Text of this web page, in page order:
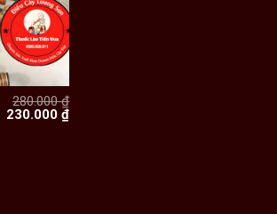
280.000₫
Giá
230.000₫Giá